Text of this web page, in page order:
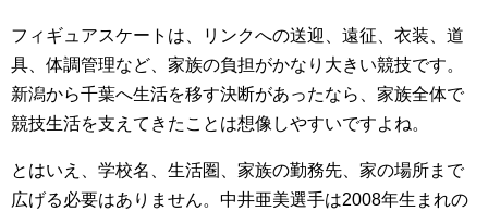
フィギュアスケートは、リンクへの送迎、遠征、衣装、道
具、体調管理など、家族の負担がかなり大きい競技です。
新潟から千葉へ生活を移す決断があったなら、家族全体で
競技生活を支えてきたことは想像しやすいですよね。
とはいえ、学校名、生活圏、家族の勤務先、家の場所まで
広げる必要はありません。中井亜美選手は2008年生まれの